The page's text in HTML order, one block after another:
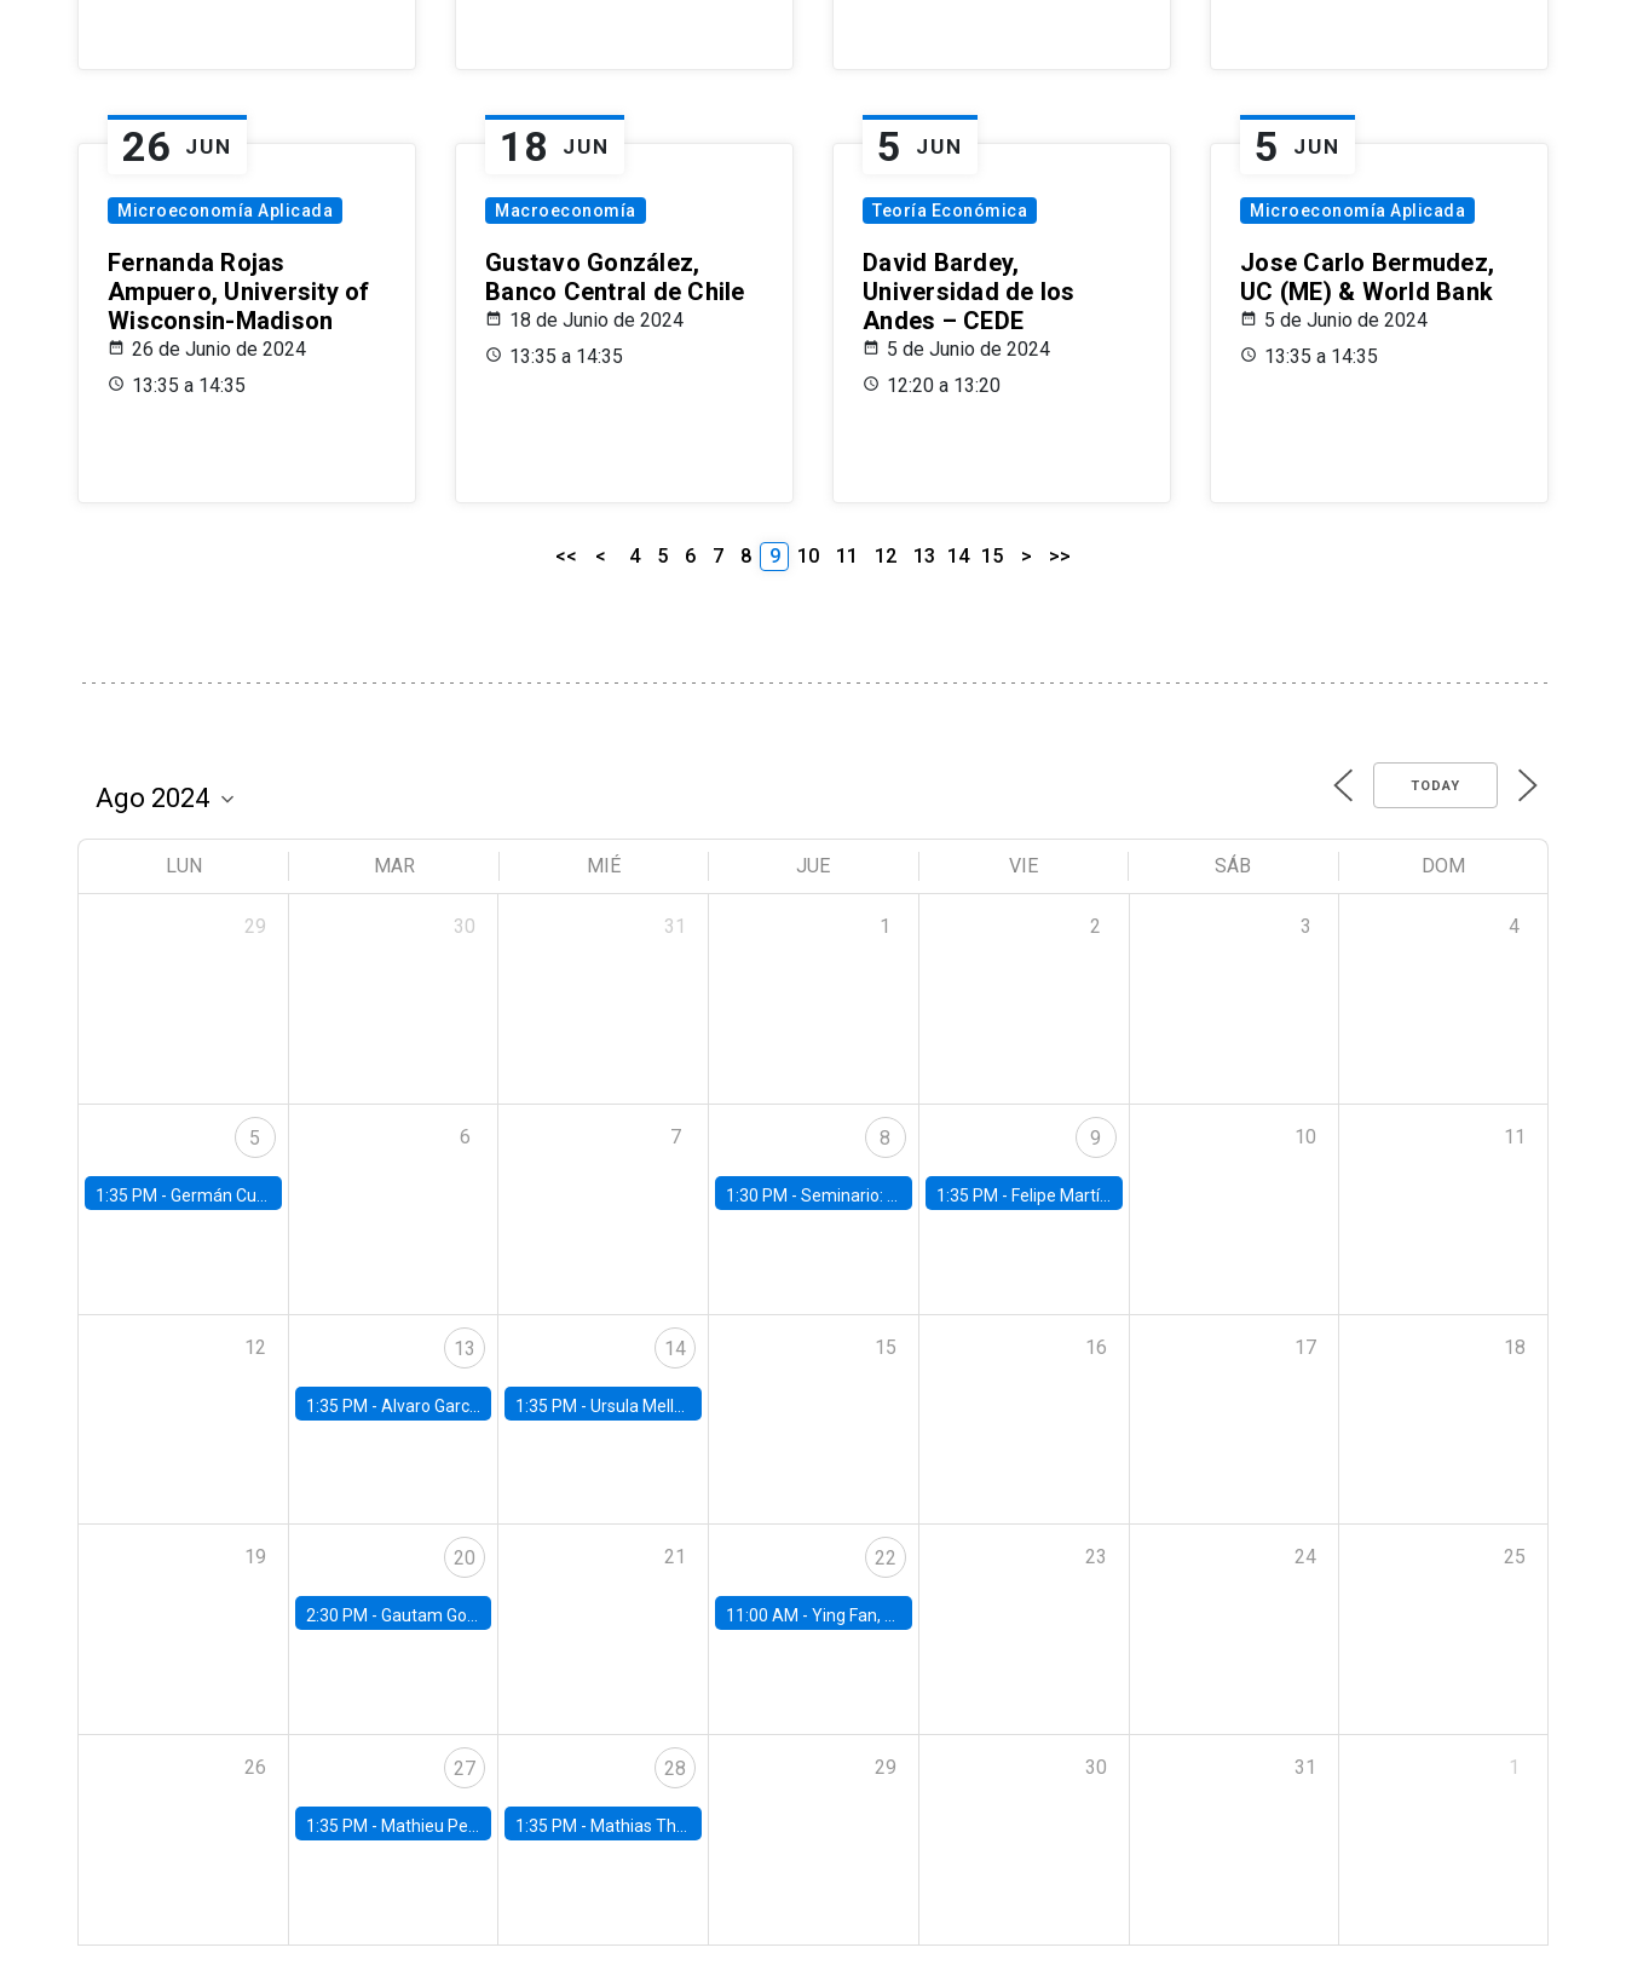
26 JUN
Microeconomía Aplicada
Fernanda Rojas
Ampuero, University of
Wisconsin-Madison
26 de Junio de 2024
13:35 a 14:35
18 JUN
Macroeconomía
Gustavo González,
Banco Central de Chile
18 de Junio de 2024
13:35 a 14:35
5 JUN
Teoría Económica
David Bardey,
Universidad de los
Andes – CEDE
5 de Junio de 2024
12:20 a 13:20
5 JUN
Microeconomía Aplicada
Jose Carlo Bermudez,
UC (ME) & World Bank
5 de Junio de 2024
13:35 a 14:35
<< < 4 5 6 7 8 9 10 11 12 13 14 15 > >>
TODAY
LUN MAR MIÉ JUE VIE SÁB DOM
29 30 31 1 2 3 4
5
1:35 PM - Germán Cubas, University of Houston
6 7 8
1:30 PM -Seminario: “Recuperando la humanidad para progresar en la era de la IA»
9
1:35 PM - Felipe Martínez, alumno Doctorado en Economía UC
10 11
12 13
1:35 PM - Alvaro Garcia-Marin, Universidad de Los Andes
14
1:35 PM -Ursula Mello, Insper - Institute of Education and Research
15 16 17 18
19 20
2:30 PM - Gautam Gowrisankaran, Columbia University
21 22
11:00 AM -Ying Fan, University of Michigan
23 24 25
26 27
1:35 PM - Mathieu Pedemonte, IDB
28
1:35 PM - Mathias Thoenig, University of Lausanne
29 30 31 1